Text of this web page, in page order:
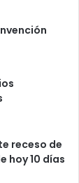
receso de
hoy 10 días